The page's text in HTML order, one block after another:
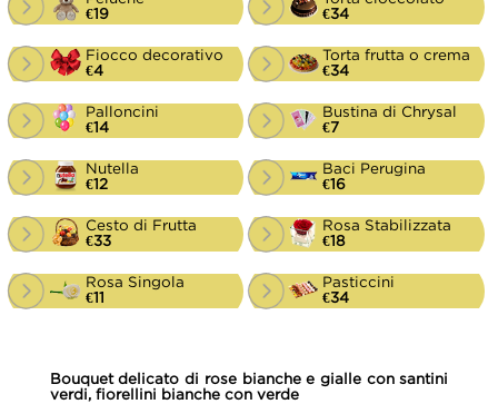
€19
Fiocco decorativo
€4
Palloncini
€14
Nutella
€12
Cesto di Frutta
€33
Rosa Singola
€11
€34
Torta frutta o crema
€34
Bustina di Chrysal
€7
Baci Perugina
€16
Rosa Stabilizzata
€18
Pasticcini
€34
Bouquet delicato di rose bianche e gialle con santini
verdi, fiorellini bianche con verde